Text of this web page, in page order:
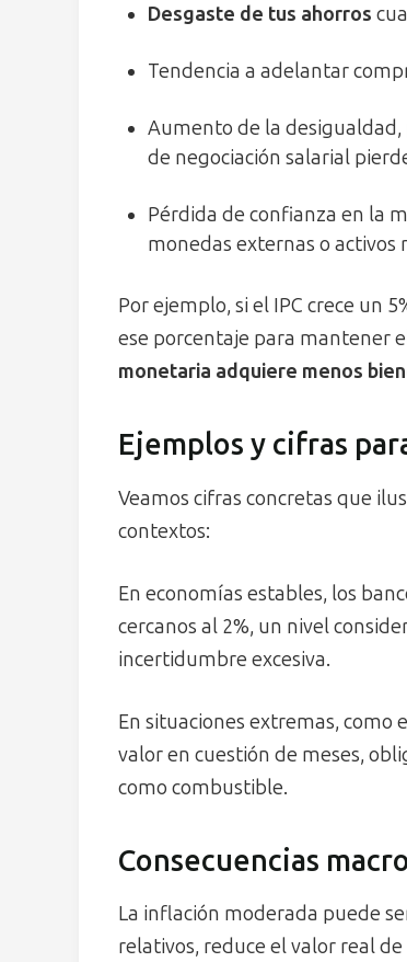
Desgaste de tus ahorros
Tendencia a adelantar
Aumento de la desigualdad,
de negociación salarial
Pérdida de confianza en la
monedas externas o activos
Por ejemplo, si el IPC crece un
ese porcentaje para mantener
monetaria adquiere menos
Ejemplos y cifras
Veamos cifras concretas que
contextos:
En economías estables, los
cercanos al 2%, un nivel
incertidumbre excesiva.
En situaciones extremas, como
valor en cuestión de meses,
como combustible.
Consecuencias
La inflación moderada puede
relativos, reduce el valor real